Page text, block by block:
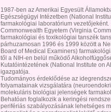
1987-ben az Amerikai Egyesült
Egészségügyi Intézetben (National
farmakológiai laboratórium
Commonwealth Egyetem (Virginia
farmakológiai és toxikológiai tanszék
párhuzamosan 1996 és 1999 között a
Board of Medical Examiners)
től a NIH-en belül működő
Kutatóintézetének (National Institute on
igazgatója.
Tudományos érdeklődése az
folyamatainak vizsgálatára
molekuláris biológiai jelenségek
Behatóan foglalkozik a keringési
perifériás szabályozásának lehetséges